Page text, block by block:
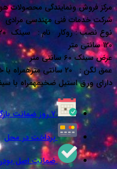
مرکز فروش ونمایندگی محصولات
شرکت خدمات فنی مهندسی مرادی
120 سانتی متر
عرض سینک 60 سانتی متر
عمق لگن : 20 سانتی مترهمراه با خروجی جااسکاجی + جا مایع
دارای ورق استیل ضخیمهمراه با سیفون و
۷ روز ضمانت بازگشت
پرداخت در محل
ضمانت اصل بودن